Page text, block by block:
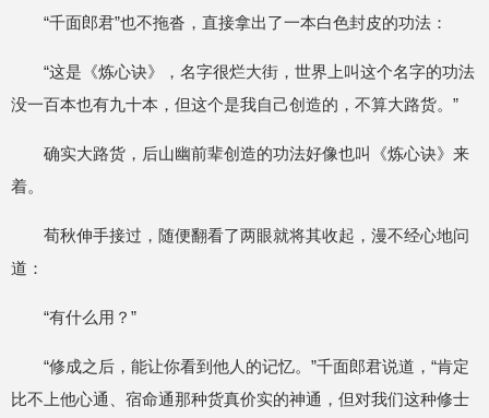
“千面郎君”也不拖沓，直接拿出了一本白色封皮的功法：
“这是《炼心诀》，名字很烂大街，世界上叫这个名字的功法
没一百本也有九十本，但这个是我自己创造的，不算大路货。”
确实大路货，后山幽前辈创造的功法好像也叫《炼心诀》来
着。
荀秋伸手接过，随便翻看了两眼就将其收起，漫不经心地问
道：
“有什么用？”
“修成之后，能让你看到他人的记忆。”千面郎君说道，“肯定
比不上他心通、宿命通那种货真价实的神通，但对我们这种修士